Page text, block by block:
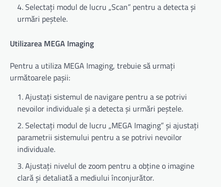
Selectați modul de lucru „Scan” pentru a detecta și
urmări peștele.
Utilizarea MEGA Imaging
Pentru a utiliza MEGA Imaging, trebuie să urmați
următoarele pașii:
Ajustați sistemul de navigare pentru a se potrivi
nevoilor individuale și a detecta și urmări peștele.
Selectați modul de lucru „MEGA Imaging” și ajustați
parametrii sistemului pentru a se potrivi nevoilor
individuale.
Ajustați nivelul de zoom pentru a obține o imagine
clară și detaliată a mediului înconjurător.